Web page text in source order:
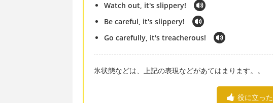
Watch out, it's slippery!
Be careful, it's slippery!
Go carefully, it's treacherous!
氷状態などは、上記の表現などがあてはまります。。
役に立った